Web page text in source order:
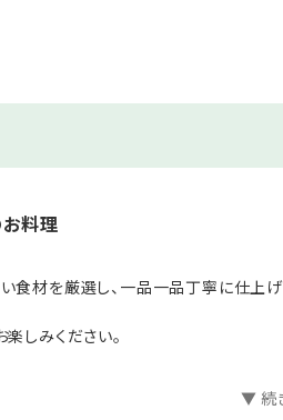
枚「お洒落浴衣」をご用意いたしま
※サロン定休日 水／木曜日
料理
食材を厳選し、一品一品丁寧に仕上
しみください。
▼ 続